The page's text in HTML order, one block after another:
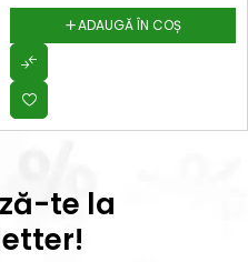
ADAUGĂ ÎN COȘ
te la